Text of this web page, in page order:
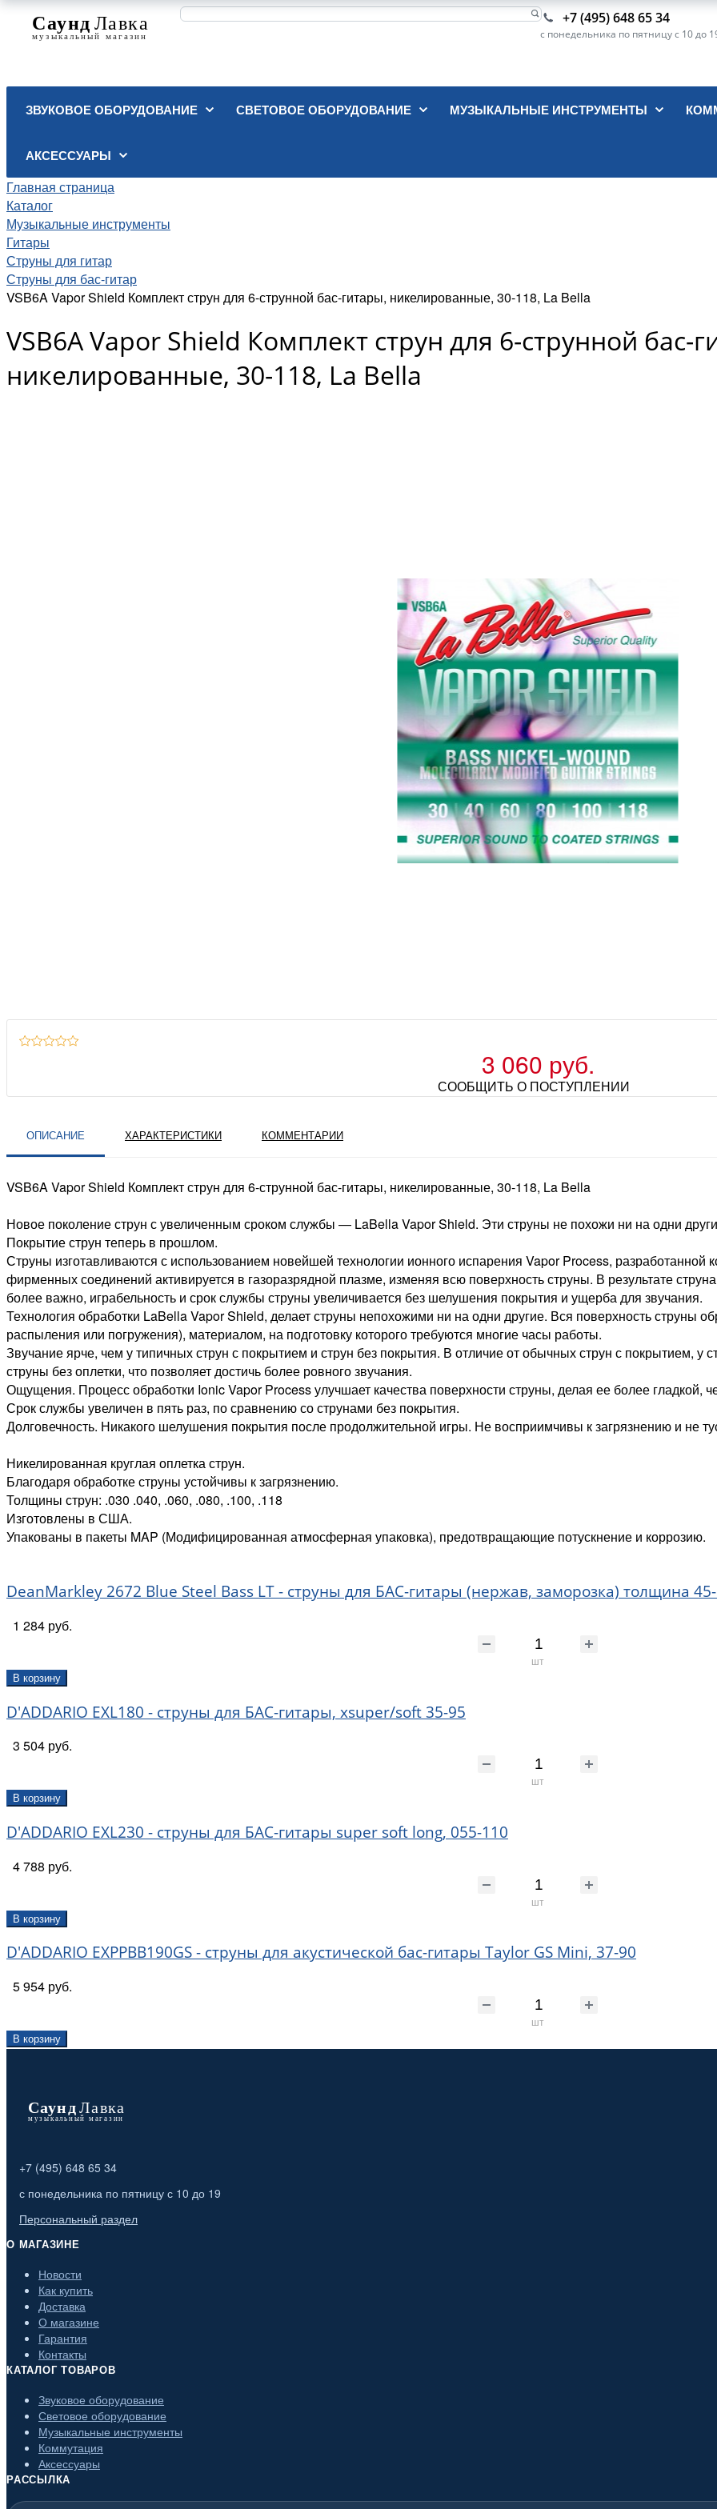
+7 (495) 648 65 34
с понедельника по пятницу с 10 до
ЗВУКОВОЕ ОБОРУДОВАНИЕ СВЕТОВОЕ ОБОРУДОВАНИЕ МУЗЫКАЛЬНЫЕ ИНСТРУМЕНТЫ
АКСЕССУАРЫ
Главная страница
Каталог
Музыкальные инструменты
Гитары
Струны для гитар
Струны для бас-гитар
VSB6A Vapor Shield Комплект струн для 6-струнной бас-гитары, никелированные, 30-118, La Bella
VSB6A Vapor Shield Комплект струн для 6-струнной бас-
никелированные, 30-118, La Bella
3 060 руб.
СООБЩИТЬ О ПОСТУПЛЕНИИ
ОПИСАНИЕ ХАРАКТЕРИСТИКИ КОММЕНТАРИИ
VSB6A Vapor Shield Комплект струн для 6-струнной бас-гитары, никелированные, 30-118, La Bella
Новое поколение струн с увеличенным сроком службы — LaBella Vapor Shield. Эти струны не похожи ни на одни
Покрытие струн теперь в прошлом.
Струны изготавливаются с использованием новейшей технологии ионного испарения Vapor Process, разработанной
фирменных соединений активируется в газоразрядной плазме, изменяя всю поверхность струны. В результате
более важно, играбельность и срок службы струны увеличивается без шелушения покрытия и ущерба для звучания.
Технология обработки LaBella Vapor Shield, делает струны непохожими ни на одни другие. Вся поверхность струны
распыления или погружения), материалом, на подготовку которого требуются многие часы работы.
Звучание ярче, чем у типичных струн с покрытием и струн без покрытия. В отличие от обычных струн с покрытием,
струны без оплетки, что позволяет достичь более ровного звучания.
Ощущения. Процесс обработки Ionic Vapor Process улучшает качества поверхности струны, делая ее более гладкой,
Срок службы увеличен в пять раз, по сравнению со струнами без покрытия.
Долговечность. Никакого шелушения покрытия после продолжительной игры. Не восприимчивы к загрязнению и не
Никелированная круглая оплетка струн.
Благодаря обработке струны устойчивы к загрязнению.
Толщины струн: .030 .040, .060, .080, .100, .118
Изготовлены в США.
Упакованы в пакеты MAP (Модифицированная атмосферная упаковка), предотвращающие потускнение и коррозию.
DeanMarkley 2672 Blue Steel Bass LT - струны для БАС-гитары (нержав, заморозка) толщина
1 284 руб.
шт
В корзину
D'ADDARIO EXL180 - струны для БАС-гитары, xsuper/soft 35-95
3 504 руб.
шт
В корзину
D'ADDARIO EXL230 - струны для БАС-гитары super soft long, 055-110
4 788 руб.
шт
В корзину
D'ADDARIO EXPPBB190GS - струны для акустической бас-гитары Taylor GS Mini, 37-90
5 954 руб.
шт
В корзину
+7 (495) 648 65 34
с понедельника по пятницу с 10 до 19
Персональный раздел
О МАГАЗИНЕ
Новости
Как купить
Доставка
О магазине
Гарантия
Контакты
КАТАЛОГ ТОВАРОВ
Звуковое оборудование
Световое оборудование
Музыкальные инструменты
Коммутация
Аксессуары
РАССЫЛКА